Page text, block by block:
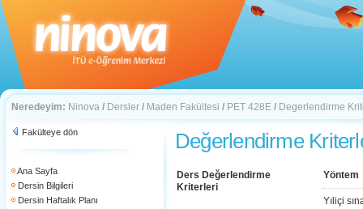
Neredeyim: Ninova / Dersler / Maden Fakültesi / PET 428E / Degerlendirme
Fakülteye dön
Ana Sayfa
Dersin Bilgileri
Dersin Haftalık Planı
Değerlendirme
Ders Değerlendirme
Kriterleri
Yöntem
Yıliçi